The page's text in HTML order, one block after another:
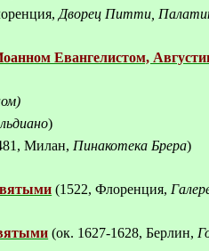
Дворец Питти,
Евангелистом,
)
Милан, Пинакотека Брера)
(1522, Флоренция,
(ок. 1627-1628, Берлин,